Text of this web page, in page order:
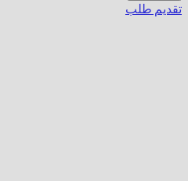
تقديم طلب